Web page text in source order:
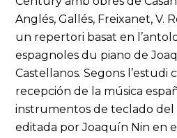
Anglés, Gallés, Freixanet, V.
un repertori basat en
espagnoles du piano de
Castellanos. Segons l’estudi
recepción de la música
instrumentos de teclado del
editada por Joaquín Nin en